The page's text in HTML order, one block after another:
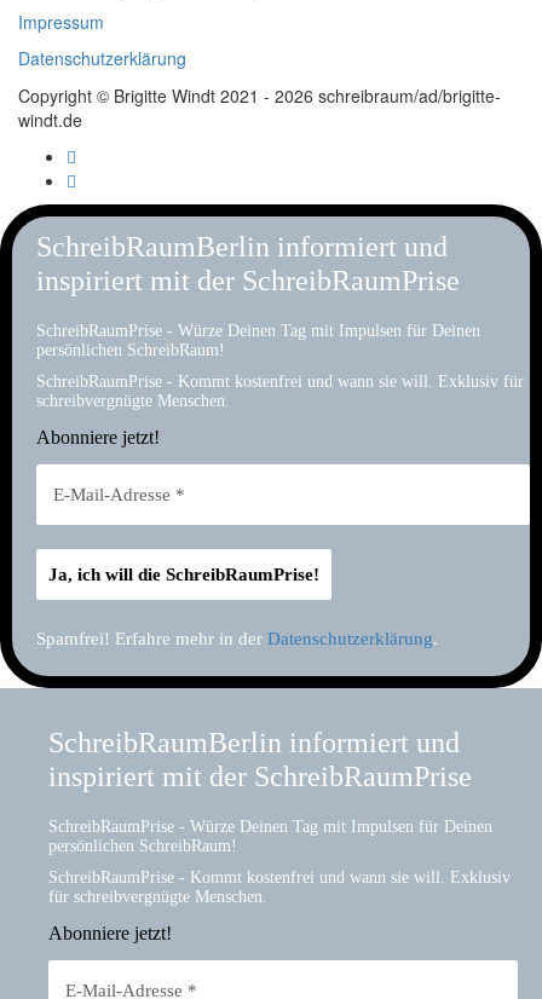
Impressum
Datenschutzerklärung
Copyright © Brigitte Windt 2021 - 2026 schreibraum/ad/brigitte-
windt.de
SchreibRaumBerlin informiert und
inspiriert mit der SchreibRaumPrise
SchreibRaumPrise - Würze Deinen Tag mit Impulsen für Deinen
persönlichen SchreibRaum!
SchreibRaumPrise - Kommt kostenfrei und wann sie will. Exklusiv für
schreibvergnügte Menschen.
Abonniere jetzt!
Spamfrei! Erfahre mehr in der Datenschutzerklärung.
SchreibRaumBerlin informiert und
inspiriert mit der SchreibRaumPrise
SchreibRaumPrise - Würze Deinen Tag mit Impulsen für Deinen
persönlichen SchreibRaum!
SchreibRaumPrise - Kommt kostenfrei und wann sie will. Exklusiv
für schreibvergnügte Menschen.
Abonniere jetzt!